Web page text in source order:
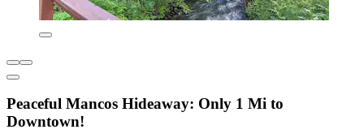
Peaceful Mancos Hideaway: Only 1 Mi to
Downtown!